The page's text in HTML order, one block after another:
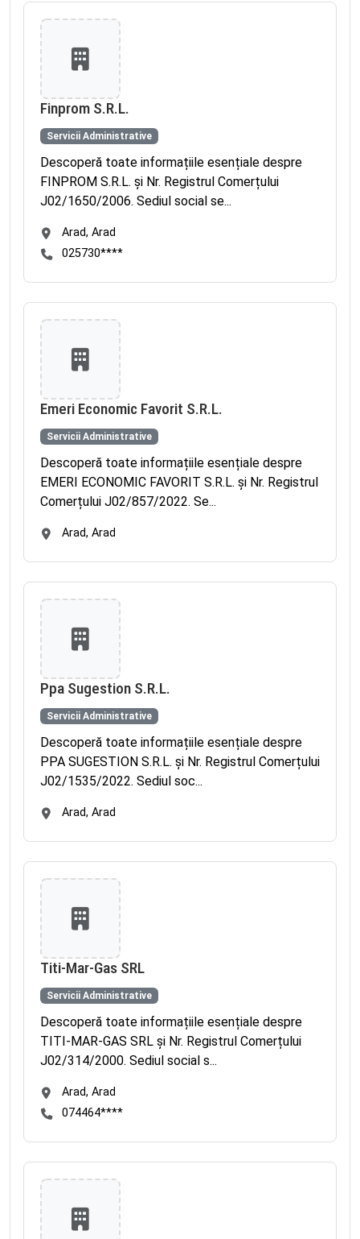
Finprom S.R.L.
Servicii Administrative
Descoperă toate informațiile esențiale despre
FINPROM S.R.L. și Nr. Registrul Comerțului
J02/1650/2006. Sediul social se...
Arad, Arad
025730****
Emeri Economic Favorit S.R.L.
Servicii Administrative
Descoperă toate informațiile esențiale despre
EMERI ECONOMIC FAVORIT S.R.L. și Nr. Registrul
Comerțului J02/857/2022. Se...
Arad, Arad
Ppa Sugestion S.R.L.
Servicii Administrative
Descoperă toate informațiile esențiale despre
PPA SUGESTION S.R.L. și Nr. Registrul Comerțului
J02/1535/2022. Sediul soc...
Arad, Arad
Titi-Mar-Gas SRL
Servicii Administrative
Descoperă toate informațiile esențiale despre
TITI-MAR-GAS SRL și Nr. Registrul Comerțului
J02/314/2000. Sediul social s...
Arad, Arad
074464****